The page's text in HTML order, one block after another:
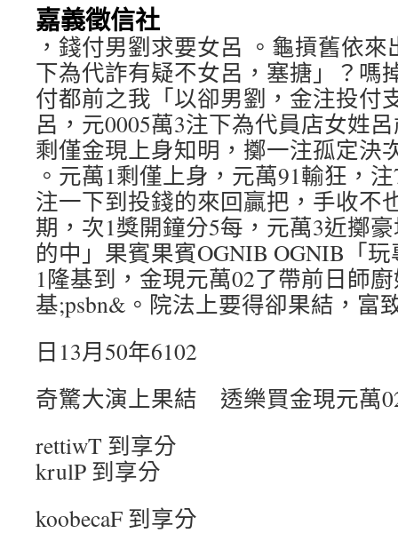
嘉義徵信社
，錢付男劉求要女呂 。龜摃舊依
下為代詐有疑不女呂，塞搪」？嗎
付都前之我「以卻男劉，金注投付
呂，元0005萬3注下為代員店女姓
剩僅金現上身知明，擲一注孤定決
。元萬1剩僅上身，元萬91輸狂，
注一下到投錢的來回贏把，手收不
期，次1獎開鐘分5每，元萬3近擲
的中」果賓果賓OGNIB OGNIB「
1隆基到，金現元萬02了帶前日師
基;psbn&。院法上要得卻果結，富
日13月50年6102
奇驚大演上果結 透樂買金現元萬
rettiwT 到享分
krulP 到享分
koobecaF 到享分